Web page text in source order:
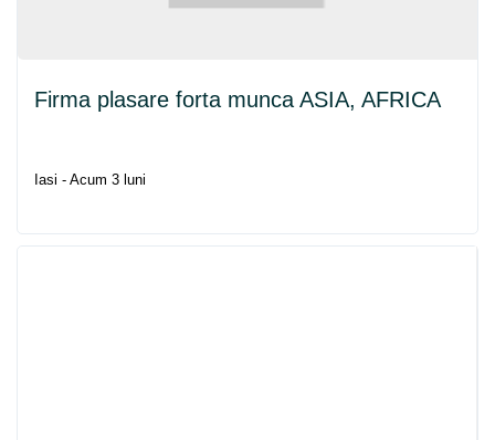
Firma plasare forta munca ASIA, AFRICA
Iasi - Acum 3 luni